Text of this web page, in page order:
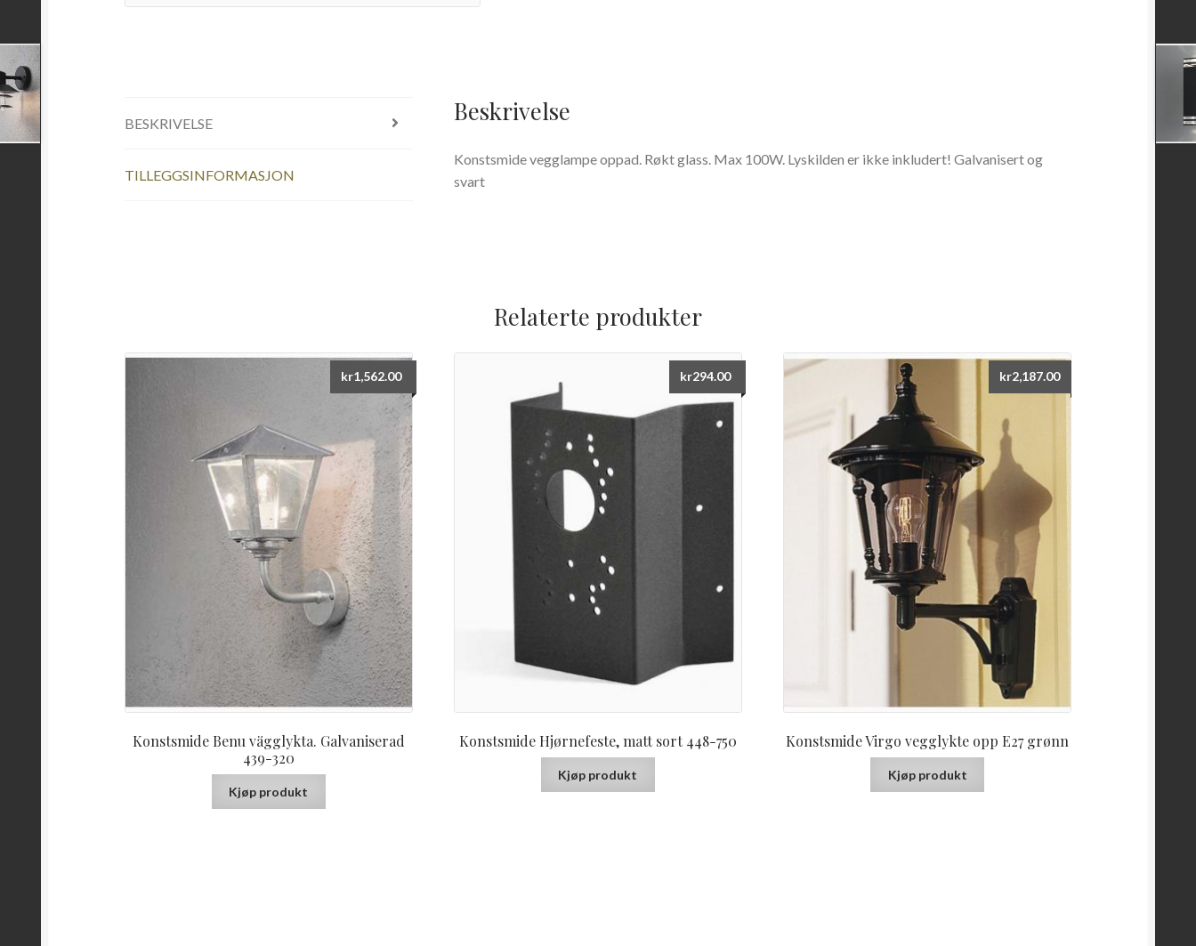
BESKRIVELSE
TILLEGGSINFORMASJON
Beskrivelse
Konstsmide vegglampe oppad. Røkt glass. Max 100W. Lyskilden er ikke inkludert! Galvanisert og
svart
Relaterte produkter
Konstsmide Benu vägglykta. Galvaniserad
439-320
kr1,562.00
Kjøp produkt
Konstsmide Hjørnefeste, matt sort 448-750
kr294.00
Kjøp produkt
Konstsmide Virgo vegglykte opp E27 grønn
kr2,187.00
Kjøp produkt